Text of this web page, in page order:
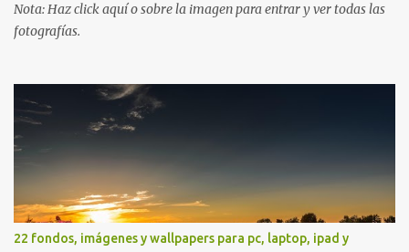
Nota: Haz click aquí o sobre la imagen para entrar y ver todas las
fotografías.
22 fondos, imágenes y wallpapers para pc, laptop, ipad y